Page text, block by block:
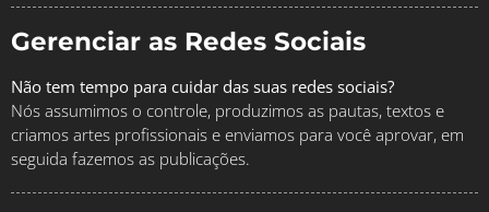
Gerenciar as Redes Sociais
Não tem tempo para cuidar das suas redes sociais?
Nós assumimos o controle, produzimos as pautas, textos e
criamos artes profissionais e enviamos para você aprovar, em
seguida fazemos as publicações.